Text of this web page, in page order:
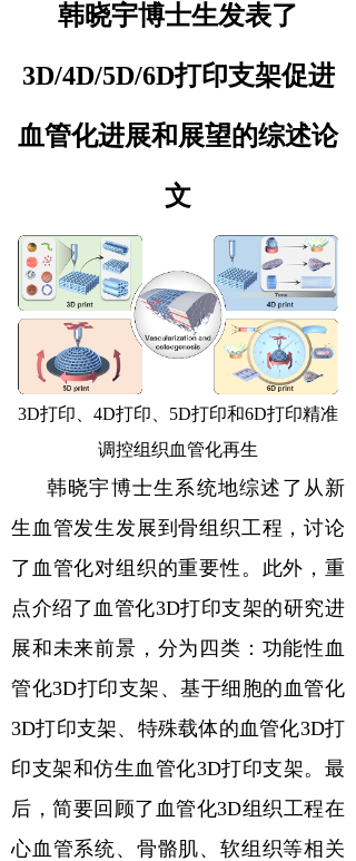
韩晓宇博士生发表了
3D/4D/5D/6D打印支架促进
血管化进展和展望的综述论
文
3D打印、 4D打印、 5D打印和6D打印精准
调控组织血管化再生
韩晓宇博士生系统地综述了从新
生血管发生发展到骨组织工程，讨论
了血管化对组织的重要性。此外，重
点介绍了血管化3D打印支架的研究进
展和未来前景，分为四类：功能性血
管化3D打印支架、基于细胞的血管化
3D打印支架、特殊载体的血管化3D打
印支架和仿生血管化3D打印支架。最
后，简要回顾了血管化3D组织工程在
心血管系统、骨骼肌、软组织等相关